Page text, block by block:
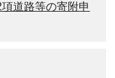
道路等の寄附申